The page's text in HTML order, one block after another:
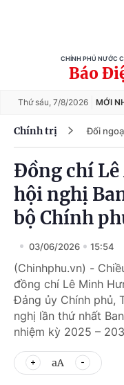
CHÍNH PHỦ NƯỚC
Báo
Thứ sáu, 7/8/2026 MỚI
Chính trị Đối
Đồng chí
hội nghị
bộ Chính
03/06/2026 15:54
(Chinhphu.vn) -
đồng chí Lê Minh
Đảng ủy Chính phủ,
nghị lần thứ nhất
nhiệm kỳ 2025 –
aA